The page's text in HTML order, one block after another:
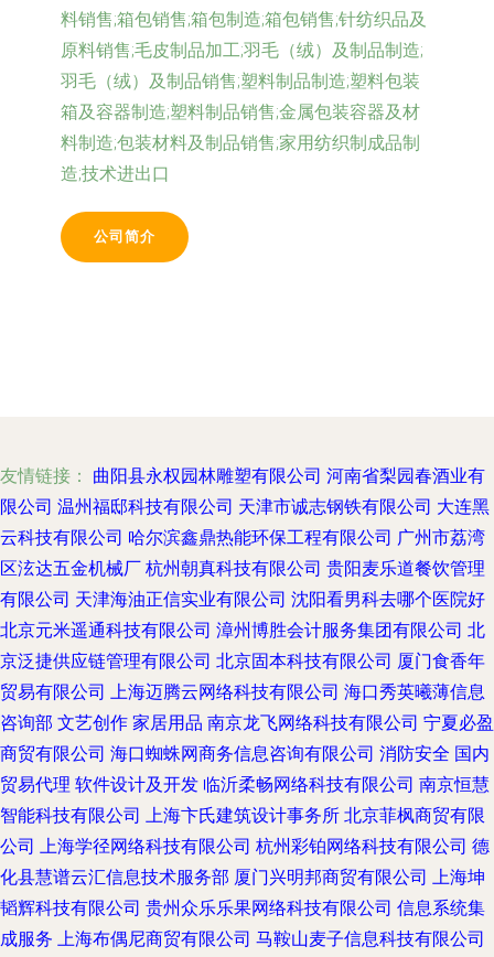
料销售;箱包销售;箱包制造;箱包销售;针纺织品及
原料销售;毛皮制品加工;羽毛（绒）及制品制造;
羽毛（绒）及制品销售;塑料制品制造;塑料包装
箱及容器制造;塑料制品销售;金属包装容器及材
料制造;包装材料及制品销售;家用纺织制成品制
造;技术进出口
公司简介
友情链接： 曲阳县永权园林雕塑有限公司 河南省梨园春酒业有
限公司 温州福邸科技有限公司 天津市诚志钢铁有限公司 大连黑
云科技有限公司 哈尔滨鑫鼎热能环保工程有限公司 广州市荔湾
区泫达五金机械厂 杭州朝真科技有限公司 贵阳麦乐道餐饮管理
有限公司 天津海油正信实业有限公司 沈阳看男科去哪个医院好
北京元米遥通科技有限公司 漳州博胜会计服务集团有限公司 北
京泛捷供应链管理有限公司 北京固本科技有限公司 厦门食香年
贸易有限公司 上海迈腾云网络科技有限公司 海口秀英曦薄信息
咨询部 文艺创作 家居用品 南京龙飞网络科技有限公司 宁夏必盈
商贸有限公司 海口蜘蛛网商务信息咨询有限公司 消防安全 国内
贸易代理 软件设计及开发 临沂柔畅网络科技有限公司 南京恒慧
智能科技有限公司 上海卞氏建筑设计事务所 北京菲枫商贸有限
公司 上海学径网络科技有限公司 杭州彩铂网络科技有限公司 德
化县慧谱云汇信息技术服务部 厦门兴明邦商贸有限公司 上海坤
韬辉科技有限公司 贵州众乐乐果网络科技有限公司 信息系统集
成服务 上海布偶尼商贸有限公司 马鞍山麦子信息科技有限公司